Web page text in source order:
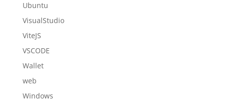
Ubuntu
VisualStudio
ViteJS
VSCODE
Wallet
web
Windows